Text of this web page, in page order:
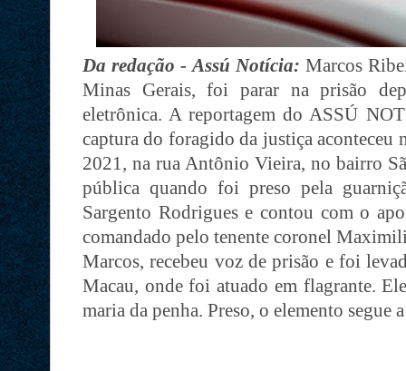
Da redação - Assú Notícia: Marcos
Minas Gerais, foi parar na prisão
eletrônica. A reportagem do ASSÚ
captura do foragido da justiça aconteceu
2021, na rua Antônio Vieira, no bairro
pública quando foi preso pela
Sargento Rodrigues e contou com o
comandado pelo tenente coronel
Marcos, recebeu voz de prisão e foi
Macau, onde foi atuado em flagrante.
maria da penha. Preso, o elemento segue